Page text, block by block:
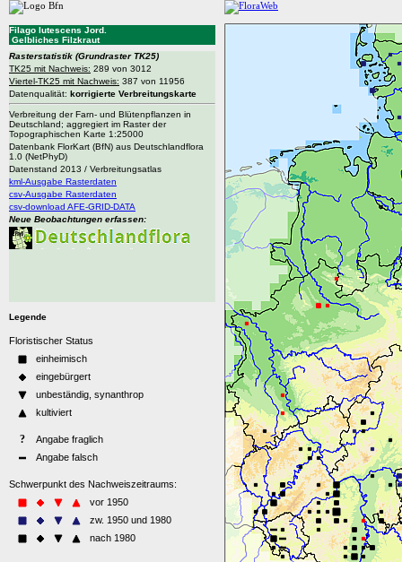
Filago lutescens Jord.
Gelbliches Filzkraut
Rasterstatistik (Grundraster TK25)
TK25 mit Nachweis: 289 von 3012
Viertel-TK25 mit Nachweis: 387 von 11956
Datenqualität: korrigierte Verbreitungskarte
Verbreitung der Farn- und Blütenpflanzen in
Deutschland; aggregiert im Raster der
Topographischen Karte 1:25000
Datenbank FlorKart (BfN) aus Deutschlandflora
1.0 (NetPhyD)
Datenstand 2013 / Verbreitungsatlas
kml-Ausgabe Rasterdaten
csv-Ausgabe Rasterdaten
csv-download AFE-GRID-DATA
Neue Beobachtungen erfassen:
Legende